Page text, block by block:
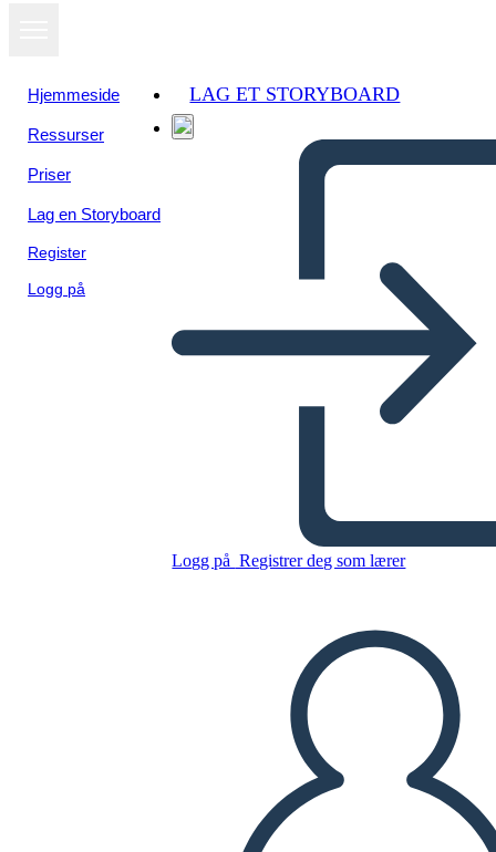
Hjemmeside
Ressurser
Priser
Lag en Storyboard
Register
Logg på
LAG ET STORYBOARD
Logg på Registrer deg som lærer
comunicacion asertiva
LAGE ET STORYBOARD
SPILLE AV LYSBILDEFREMVISNING
LES FOR MEG
Vis som
lysbildefremvisning